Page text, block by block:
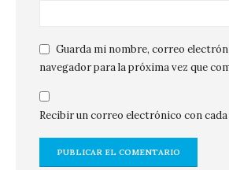
Guarda mi nombre, correo
navegador para la próxima vez que
Recibir un correo electrónico con